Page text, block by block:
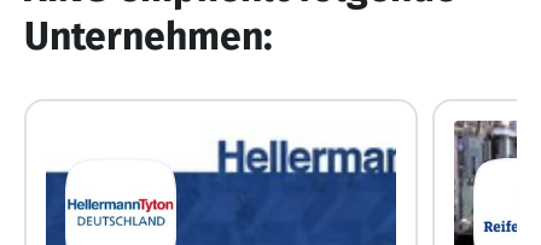
Unternehmen: